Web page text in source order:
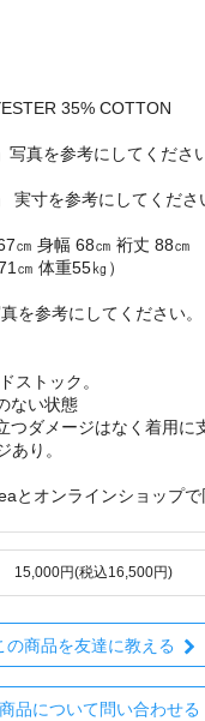
35% COTTON
真を参考にしてください
実寸を参考にしてくださ
㎝ 身幅 68㎝ 裄丈 88㎝
㎝ 体重55㎏）
を参考にしてください。
ストック。
ない状態
つダメージはなく着用に
あり。
とオンラインショップで
15,000円(税込16,500円)
の商品を友達に教える
品について問い合わせる